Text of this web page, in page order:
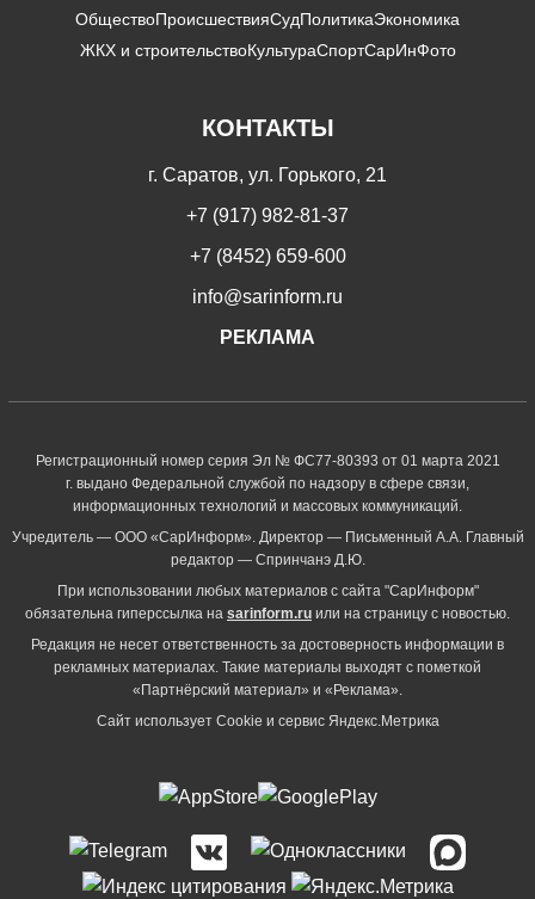
ОбществоПроисшествияСудПолитикаЭкономика
ЖКХ и строительствоКультураСпортСарИнФото
КОНТАКТЫ
г. Саратов, ул. Горького, 21
+7 (917) 982-81-37
+7 (8452) 659-600
info@sarinform.ru
РЕКЛАМА
Регистрационный номер серия Эл № ФС77-80393 от 01 марта 2021
г. выдано Федеральной службой по надзору в сфере связи,
информационных технологий и массовых коммуникаций.
Учредитель — ООО «СарИнформ». Директор — Письменный А.А. Главный
редактор — Спринчанэ Д.Ю.
При использовании любых материалов с сайта "СарИнформ"
обязательна гиперссылка на sarinform.ru или на страницу с новостью.
Редакция не несет ответственность за достоверность информации в
рекламных материалах. Такие материалы выходят с пометкой
«Партнёрский материал» и «Реклама».
Сайт использует Cookie и сервиc Яндекс.Метрика